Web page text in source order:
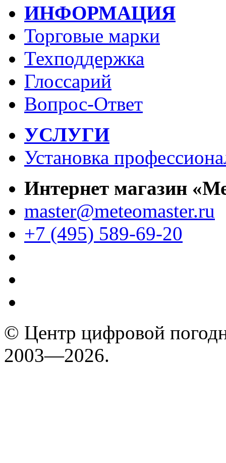
ИНФОРМАЦИЯ
Торговые марки
Техподдержка
Глоссарий
Вопрос-Ответ
УСЛУГИ
Установка
Интернет магазин
master@meteomaster.ru
+7 (495) 589-69-20
© Центр цифровой
2003—2026.